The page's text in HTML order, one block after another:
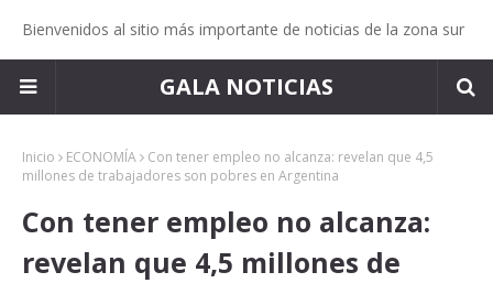
Bienvenidos al sitio más importante de noticias de la zona sur
GALA NOTICIAS
Inicio ECONOMÍA
Con tener empleo no alcanza: revelan que 4,5
millones de trabajadores son pobres en Argentina
Con tener empleo no alcanza:
revelan que 4,5 millones de